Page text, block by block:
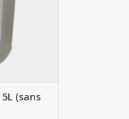
(sans